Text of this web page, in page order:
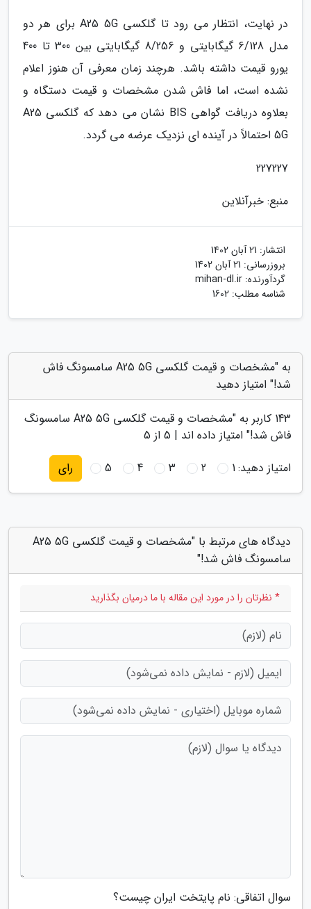
در نهایت، انتظار می رود تا گلکسی A25 5G برای هر دو
مدل 6/128 گیگابایتی و 8/256 گیگابایتی بین 300 تا 400
یورو قیمت داشته باشد. هرچند زمان معرفی آن هنوز اعلام
نشده است، اما فاش شدن مشخصات و قیمت دستگاه و
بعلاوه دریافت گواهی BIS نشان می دهد که گلکسی A25
5G احتمالاً در آینده ای نزدیک عرضه می گردد.
227227
منبع: خبرآنلاین
انتشار: 21 آبان 1402
بروزرسانی: 21 آبان 1402
گردآورنده: mihan-dl.ir
شناسه مطلب: 1602
به "مشخصات و قیمت گلکسی A25 5G سامسونگ فاش
شد!" امتیاز دهید
143 کاربر به "
مشخصات و قیمت گلکسی A25 5G سامسونگ
فاش شد!" امتیاز داده اند | 5 از 5
امتیاز دهید:1
2
3
4
5 رای
دیدگاه های مرتبط با "مشخصات و قیمت گلکسی A25 5G
سامسونگ فاش شد!"
* نظرتان را در مورد این مقاله با ما درمیان بگذارید
سوال اتفاقی: نام پایتخت ایران چیست؟